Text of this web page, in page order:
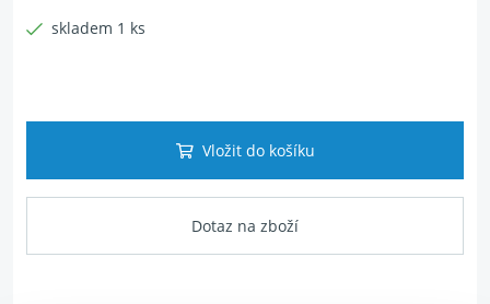
skladem 1 ks
Vložit do košíku
Dotaz na zboží